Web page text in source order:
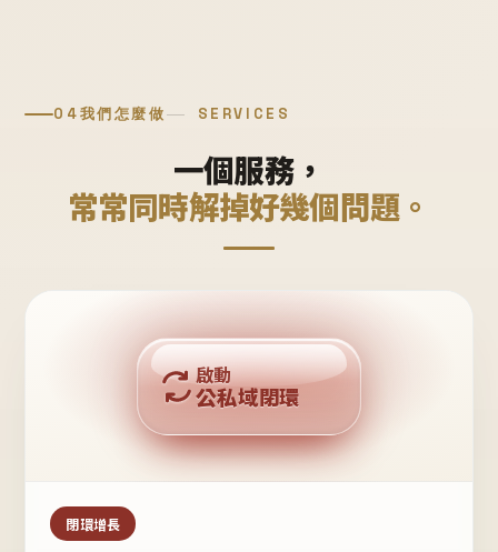
04我們怎麼做 SERVICES
一個服務，
常常同時解掉好幾個問題。
公域流量
私域鐵粉
回購複利
啟動
公私域閉環
閉環增長